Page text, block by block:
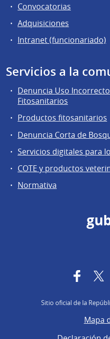
Convocatorias
Adquisiciones
Intranet (funcionariado)
Servicios a la
Denuncia Uso
Fitosanitarios
Productos fitosanitarios
Denuncia Corta de
Servicios digitales para
COTE y productos
Normativa
Sitio oficial de la
Mapa